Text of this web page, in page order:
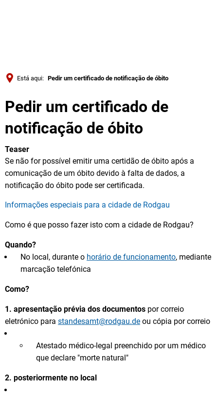
Български
Está aqui: Pedir um certificado de notificação de óbito
Pedir um certificado de
notificação de óbito
Teaser
Se não for possível emitir uma certidão de óbito após a
comunicação de um óbito devido à falta de dados, a
notificação do óbito pode ser certificada.
Informações especiais para a cidade de Rodgau
Como é que posso fazer isto com a cidade de Rodgau?
Quando?
No local, durante o horário de funcionamento, mediante
marcação telefónica
Como?
1. apresentação prévia dos documentos por correio
eletrónico para standesamt@rodgau.de ou cópia por correio
Atestado médico-legal preenchido por um médico
que declare "morte natural"
2. posteriormente no local